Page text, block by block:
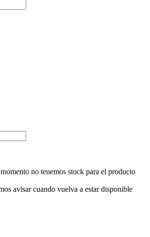
no tenemos stock para el producto
avisar cuando vuelva a estar disponible